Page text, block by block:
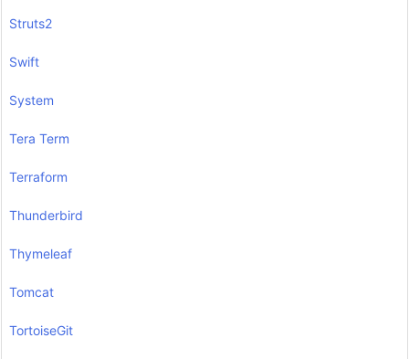
Struts2
Swift
System
Tera Term
Terraform
Thunderbird
Thymeleaf
Tomcat
TortoiseGit